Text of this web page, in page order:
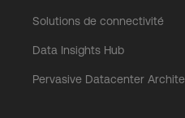
Solutions de connectivité
Data Insights Hub
Pervasive Datacenter